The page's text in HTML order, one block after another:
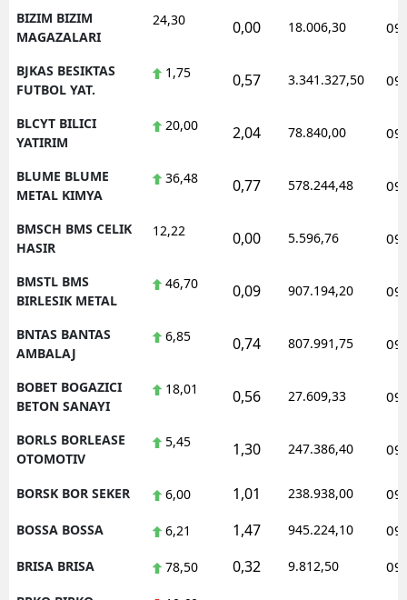
BIZIM BIZIM
MAGAZALARI
24,30 0,00 18.006,30
BJKAS BESIKTAS
FUTBOL YAT.
1,75 0,57 3.341.327,50
BLCYT BILICI
YATIRIM
20,00 2,04 78.840,00
BLUME BLUME
METAL KIMYA
36,48 0,77 578.244,48
BMSCH BMS CELIK
HASIR
12,22 0,00 5.596,76
BMSTL BMS
BIRLESIK METAL
46,70 0,09 907.194,20
BNTAS BANTAS
AMBALAJ
6,85 0,74 807.991,75
BOBET BOGAZICI
BETON SANAYI
18,01 0,56 27.609,33
BORLS BORLEASE
OTOMOTIV
5,45 1,30 247.386,40
BORSK BOR SEKER 6,00 1,01 238.938,00
BOSSA BOSSA 6,21 1,47 945.224,10
BRISA BRISA 78,50 0,32 9.812,50